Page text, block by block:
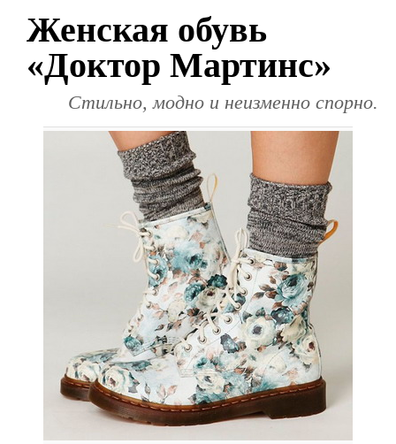
Женская обувь
«Доктор Мартинс»
Стильно, модно и неизменно спорно.